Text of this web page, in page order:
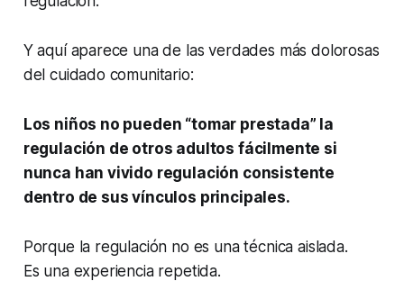
Y aquí aparece una de las verdades más dolorosas
del cuidado comunitario:
Los niños no pueden “tomar prestada” la
regulación de otros adultos fácilmente si
nunca han vivido regulación consistente
dentro de sus vínculos principales.
Porque la regulación no es una técnica aislada.
Es una experiencia repetida.